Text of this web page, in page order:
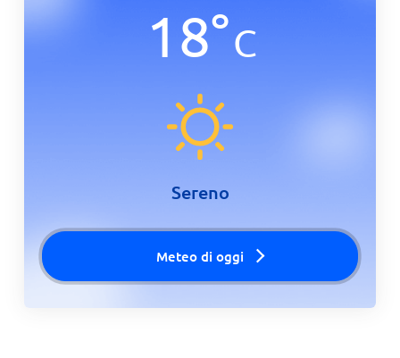
18°C
Sereno
Meteo di oggi